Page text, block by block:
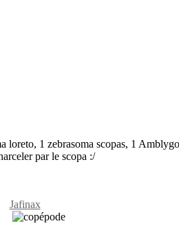
1 zebrasoma scopas, 1
par le scopa :/
Jafinax